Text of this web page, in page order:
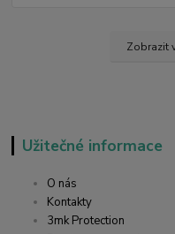
Zobrazit
Užitečné informace
O nás
Kontakty
3mk Protection